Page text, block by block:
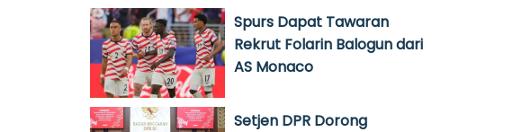
Spurs Dapat Tawaran
Rekrut Folarin Balogun dari
AS Monaco
Setjen DPR Dorong